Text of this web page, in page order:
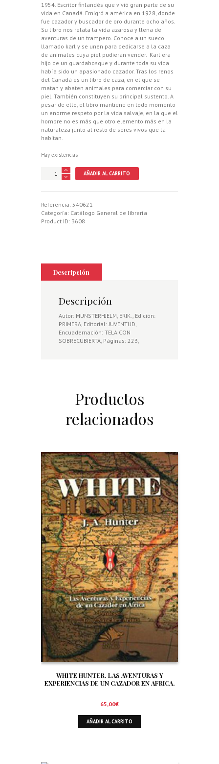
1954. Escritor finlandés que vivió gran parte de su
vida en Canadá. Emigró a américa en 1928, donde
fue cazador y buscador de oro durante ocho años.
Su libro nos relata la vida azarosa y llena de
aventuras de un trampero. Conoce a un sueco
llamado karl y se unen para dedicarse a la caza
de animales cuya piel pudieran vender. Karl era
hijo de un guardabosque y durante toda su vida
había sido un apasionado cazador. Tras los renos
del Canadá es un libro de caza, en el que se
matan y abaten animales para comerciar con su
piel. También constituyen su principal sustento. A
pesar de ello, el libro mantiene en todo momento
un enorme respeto por la vida salvaje, en la que el
hombre no es más que otro elemento más en la
naturaleza junto al resto de seres vivos que la
habitan.
Hay existencias
CANADA
cantidad
AÑADIR AL CARRITO
Referencia: 540621
Categoría: Catálogo General de librería
Product ID: 3608
Descripción
Descripción
Autor: MUNSTERHJELM, ERIK., Edición:
PRIMERA, Editorial: JUVENTUD,
Encuadernación: TELA CON
SOBRECUBIERTA, Páginas: 223,
Productos
relacionados
WHITE HUNTER. LAS AVENTURAS Y
EXPERIENCIAS DE UN CAZADOR EN AFRICA.
65,00€
AÑADIR AL CARRITO